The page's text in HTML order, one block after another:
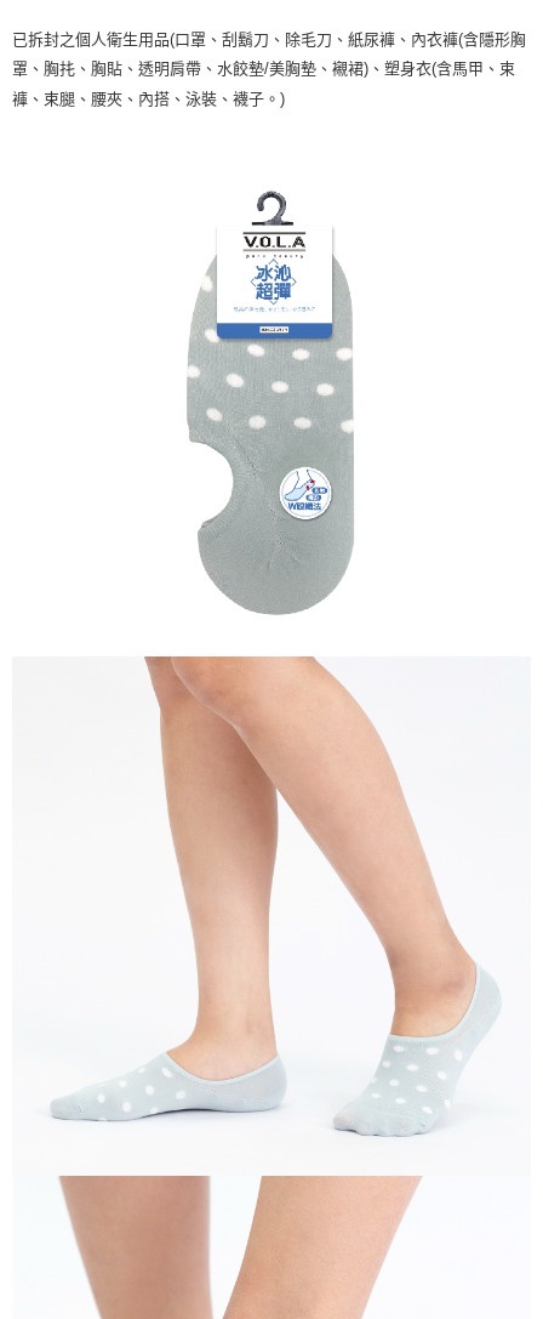
已拆封之個人衛生用品(口罩、刮鬍刀、除毛刀、紙尿褲、內衣褲(含隱形胸
罩、胸扥、胸貼、透明肩帶、水餃墊/美胸墊、襯裙)、塑身衣(含馬甲、束
褲、束腿、腰夾、內搭、泳裝、襪子。)